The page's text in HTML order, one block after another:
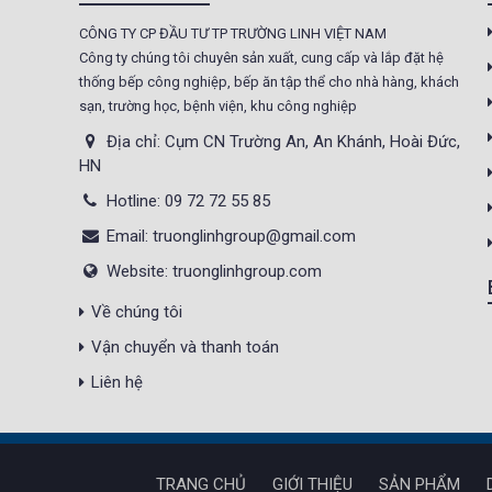
Tủ sấy công nghiệp
21.300.000 đ
20.500.000 đ
Không áp
dụng
Còn hàng
Nồi phở 30- 50- 70 Lít
Không áp
dụng
Còn hàng
GC1050
dụng
CÔNG TY CP ĐẦU TƯ TP TRƯỜNG LINH VIỆT NAM
Công ty chúng tôi chuyên sản xuất, cung cấp và lắp đặt hệ
thống bếp công nghiệp, bếp ăn tập thể cho nhà hàng, khách
sạn, trường học, bệnh viện, khu công nghiệp
Địa chỉ: Cụm CN Trường An, An Khánh, Hoài Đức,
HN
Hotline: 09 72 72 55 85
Email: truonglinhgroup@gmail.com
Website: truonglinhgroup.com
Về chúng tôi
Vận chuyển và thanh toán
Liên hệ
TRANG CHỦ GIỚI THIỆU SẢN PHẨM